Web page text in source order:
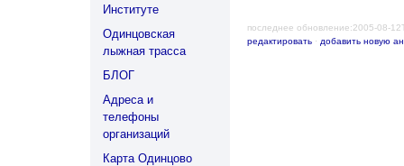
Институте
Одинцовская
лыжная трасса
БЛОГ
Адреса и
телефоны
организаций
Карта Одинцово
последнее обновление:2005-08-
редактировать · добавить новую